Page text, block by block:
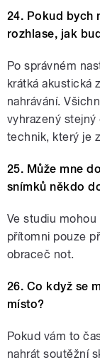
24. Pokud bych
rozhlase, jak
Po správném
krátká akustická
nahrávání.
vyhrazený
technik, který je
25. Může mne
snímků někdo
Ve studiu
přítomni pouze
obraceč not.
26. Co když se
místo?
Pokud vám to
nahrát soutěžní